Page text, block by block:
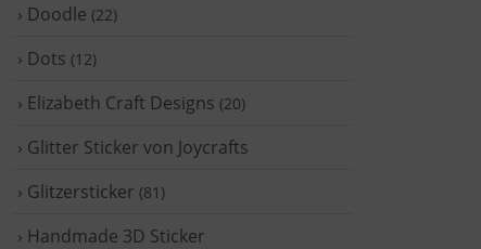
› Doodle (22)
› Dots (12)
› Elizabeth Craft Designs (20)
› Glitter Sticker von Joycrafts
› Glitzersticker (81)
› Handmade 3D Sticker